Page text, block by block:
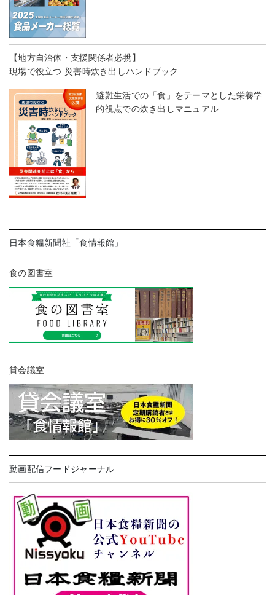
【地方自治体・支援関係者必携】
現場で役立つ 災害時炊き出しハンドブック
避難生活での「食」をテーマとした栄養学
的視点での炊き出しマニュアル
日本食糧新聞社「食情報館」
食の図書室
貸会議室
動画配信フードジャーナル